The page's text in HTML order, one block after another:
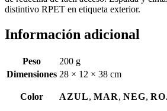
distintivo RPET en etiqueta exterior.
Información adicional
Peso
200 g
Dimensiones 28 × 12 × 38 cm
Color AZUL, MAR, NEG,